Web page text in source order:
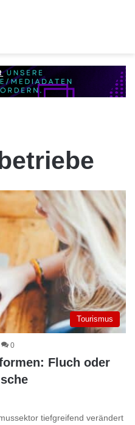
Tourismus
0
Fluch oder
tiefgreifend verändert